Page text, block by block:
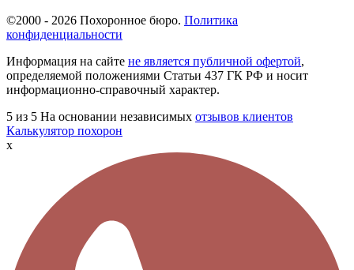
©2000 - 2026 Похоронное бюро. Политика
конфиденциальности
Информация на сайте не является публичной офертой,
определяемой положениями Статьи 437 ГК РФ и носит
информационно-справочный характер.
5 из 5 На основании независимых отзывов клиентов
Калькулятор похорон
x